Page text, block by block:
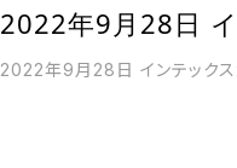
2022年9月28日
2022年9月28日 インテックス